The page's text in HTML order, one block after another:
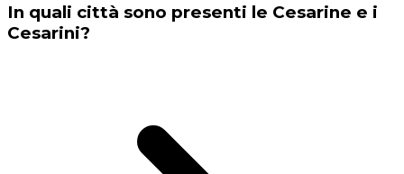
In quali città sono presenti le Cesarine e i
Cesarini?